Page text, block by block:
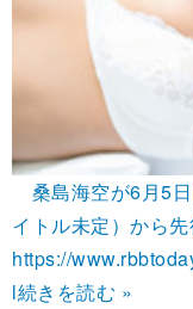
桑島海空が6月5
イトル未定）から先
https://
l続きを読む »